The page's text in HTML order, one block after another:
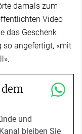
damals zum
Video
das Geschenk
so angefertigt, «mit
und
bleiben Sie